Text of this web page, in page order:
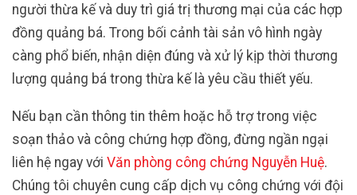
người thừa kế và duy trì giá trị thương mại của các hợp
đồng quảng bá. Trong bối cảnh tài sản vô hình ngày
càng phổ biến, nhận diện đúng và xử lý kịp thời thương
lượng quảng bá trong thừa kế là yêu cầu thiết yếu.
Nếu bạn cần thông tin thêm hoặc hỗ trợ trong việc
soạn thảo và công chứng hợp đồng, đừng ngần ngại
liên hệ ngay với Văn phòng công chứng Nguyễn Huệ.
Chúng tôi chuyên cung cấp dịch vụ công chứng với đội